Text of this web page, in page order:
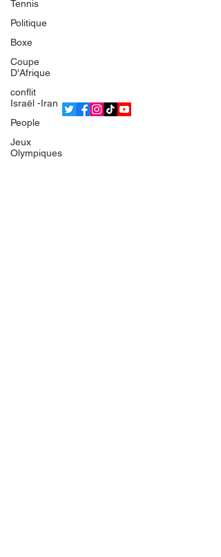
Tennis
Politique
Boxe
Coupe
D'Afrique
conflit
Israël -Iran
People
Jeux
Olympiques
L'équipe
Politique de confidentialité
Termes et conditions
© 2025 Bsean Media TV